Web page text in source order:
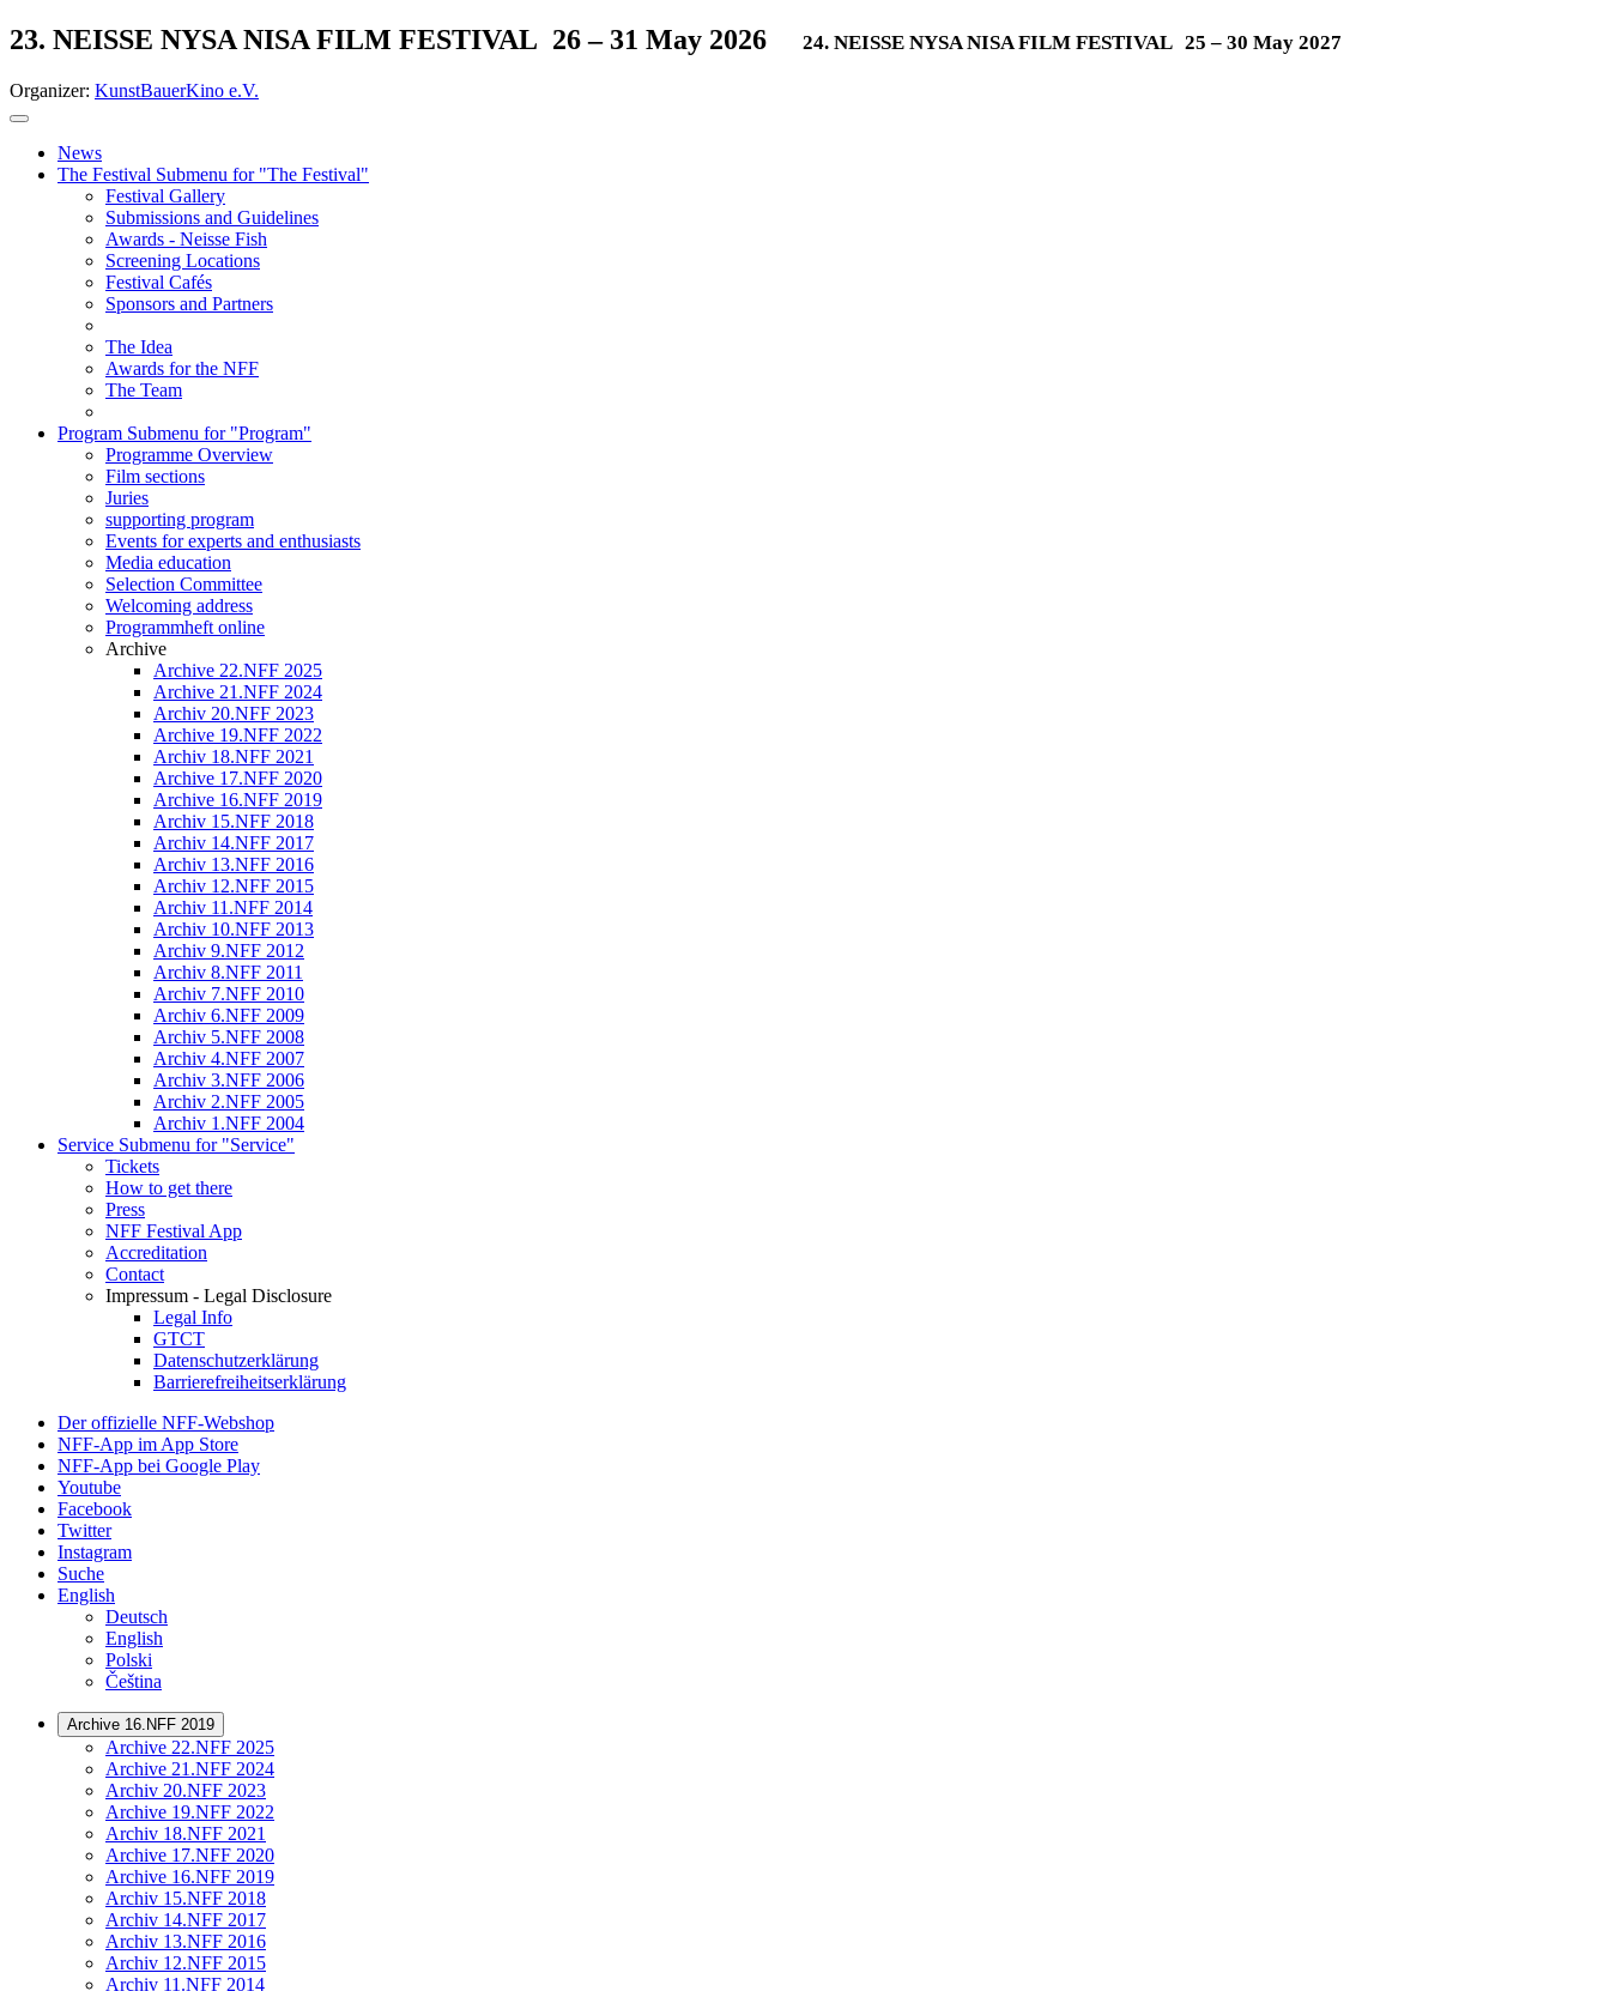
23. NEISSE NYSA NISA FILM FESTIVAL 26 – 31 May 2026 24. NEISSE NYSA NISA FILM FESTIVAL 25 – 30 May 2027
Organizer: KunstBauerKino e.V.
News
The Festival Submenu for "The Festival"
Festival Gallery
Submissions and Guidelines
Awards - Neisse Fish
Screening Locations
Festival Cafés
Sponsors and Partners
The Idea
Awards for the NFF
The Team
Program Submenu for "Program"
Programme Overview
Film sections
Juries
supporting program
Events for experts and enthusiasts
Media education
Selection Committee
Welcoming address
Programmheft online
Archive
Archive 22.NFF 2025
Archive 21.NFF 2024
Archiv 20.NFF 2023
Archive 19.NFF 2022
Archiv 18.NFF 2021
Archive 17.NFF 2020
Archive 16.NFF 2019
Archiv 15.NFF 2018
Archiv 14.NFF 2017
Archiv 13.NFF 2016
Archiv 12.NFF 2015
Archiv 11.NFF 2014
Archiv 10.NFF 2013
Archiv 9.NFF 2012
Archiv 8.NFF 2011
Archiv 7.NFF 2010
Archiv 6.NFF 2009
Archiv 5.NFF 2008
Archiv 4.NFF 2007
Archiv 3.NFF 2006
Archiv 2.NFF 2005
Archiv 1.NFF 2004
Service Submenu for "Service"
Tickets
How to get there
Press
NFF Festival App
Accreditation
Contact
Impressum - Legal Disclosure
Legal Info
GTCT
Datenschutzerklärung
Barrierefreiheitserklärung
Der offizielle NFF-Webshop
NFF-App im App Store
NFF-App bei Google Play
Youtube
Facebook
Twitter
Instagram
Suche
English
Deutsch
English
Polski
Čeština
Archive 16.NFF 2019
Archive 22.NFF 2025
Archive 21.NFF 2024
Archiv 20.NFF 2023
Archive 19.NFF 2022
Archiv 18.NFF 2021
Archive 17.NFF 2020
Archive 16.NFF 2019
Archiv 15.NFF 2018
Archiv 14.NFF 2017
Archiv 13.NFF 2016
Archiv 12.NFF 2015
Archiv 11.NFF 2014